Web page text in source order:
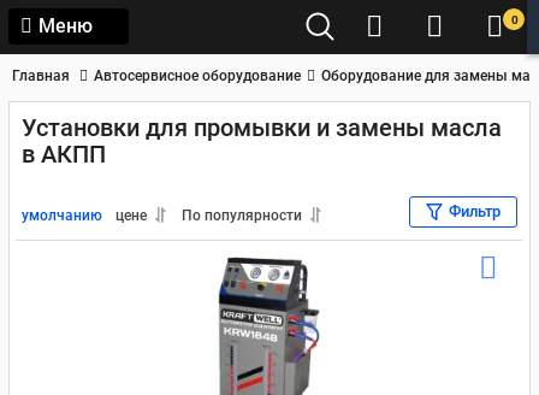
Меню 0
Главная Автосервисное оборудование Оборудование для замены
Установки для промывки и замены масла
в АКПП
умолчанию цене По популярности Фильтр